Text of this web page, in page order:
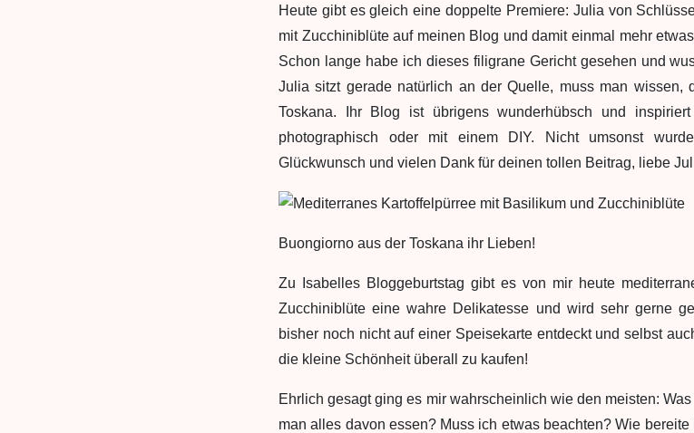
Heute gibt es gleich eine doppelte Premiere: Julia von
mit Zucchiniblüte auf meinen Blog und damit einmal mehr
Schon lange habe ich dieses filigrane Gericht gesehen und
Julia sitzt gerade natürlich an der Quelle, muss man wissen,
Toskana. Ihr Blog ist übrigens wunderhübsch und
photographisch oder mit einem DIY. Nicht umsonst
Glückwunsch und vielen Dank für deinen tollen Beitrag, liebe
Buongiorno aus der Toskana ihr Lieben!
Zu Isabelles Bloggeburtstag gibt es von mir heute
Zucchiniblüte eine wahre Delikatesse und wird sehr gerne
bisher noch nicht auf einer Speisekarte entdeckt und selbst
die kleine Schönheit überall zu kaufen!
Ehrlich gesagt ging es mir wahrscheinlich wie den meisten:
man alles davon essen? Muss ich etwas beachten? Wie